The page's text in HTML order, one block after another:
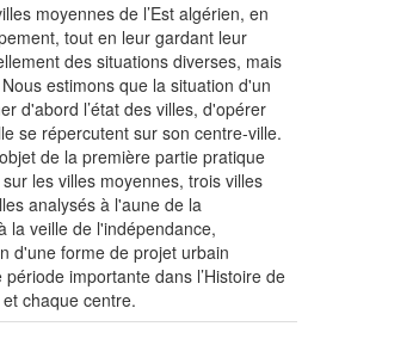
moyennes de l’Est algérien, en
tout en leur gardant leur
des situations diverses, mais
estimons que la situation d'un
d'abord l’état des villes, d'opérer
se répercutent sur son centre-ville.
de la première partie pratique
les villes moyennes, trois villes
analysés à l'aune de la
la veille de l'indépendance,
d'une forme de projet urbain
importante dans l’Histoire de
chaque centre.